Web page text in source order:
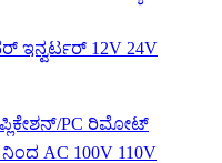
ಇನ್ವರ್ಟರ್ 12V 24V